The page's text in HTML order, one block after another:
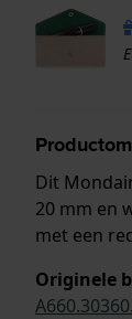
Dit
20 mm en
met een
Originele